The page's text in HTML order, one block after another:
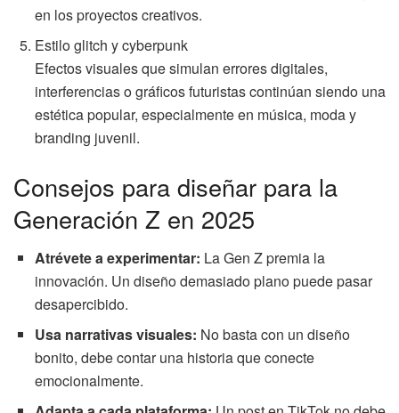
en los proyectos creativos.
Estilo glitch y cyberpunk
Efectos visuales que simulan errores digitales,
interferencias o gráficos futuristas continúan siendo una
estética popular, especialmente en música, moda y
branding juvenil.
Consejos para diseñar para la
Generación Z en 2025
Atrévete a experimentar: La Gen Z premia la
innovación. Un diseño demasiado plano puede pasar
desapercibido.
Usa narrativas visuales: No basta con un diseño
bonito, debe contar una historia que conecte
emocionalmente.